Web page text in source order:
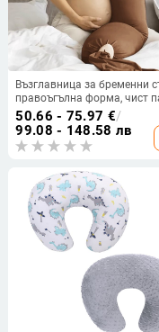
Възглавница за бременни
правоъгълна форма, чист
тегло 0.55–1.0 кг, пълнител:
подходяща за всички етапи
50.66 - 75.97 €/
99.08 - 148.58 лв